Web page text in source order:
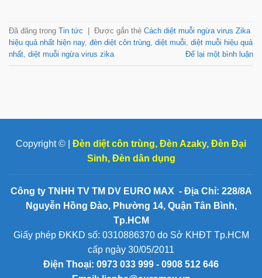
Đã đăng trong Tin tức Được gắn thẻ Cách diệt muỗi ngừa virus Zika
hiệu quả nhất hiện nay, đèn diệt côn trùng, diệt muỗi, diệt muỗi hiệu quả
nhất, diệt muỗi ngừa virus zika Để lại một bình luận
Copyright © | Đèn diệt côn trùng, Đèn Azaky, Đèn Đại
Sinh, Đèn dân dụng
Công ty TNHH TV TM DV EURO MAX - Địa Chỉ: 228/8A
Nguyễn Hồng Đào, Phường 14, Quận Tân Bình,
Tp.HCM
Giấy phép ĐKKD số: 0310886370 do Sở KHĐT Tp.HCM
cấp ngày 30/05/2011
Điện Thoại: 0973 033 999 - 0908 512 646